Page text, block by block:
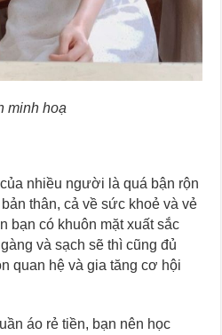
minh hoạ
nhiều người là quá bận rộn
thân, cả về sức khoẻ và vẻ
bạn có khuôn mặt xuất sắc
và sạch sẽ thì cũng đủ
quan hệ và gia tăng cơ hội
áo rẻ tiền, bạn nên học